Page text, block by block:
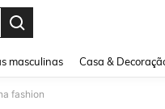
masculinas Casa &
fashion